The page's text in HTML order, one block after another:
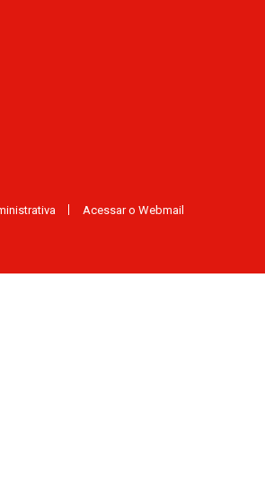
Acessar o Webmail